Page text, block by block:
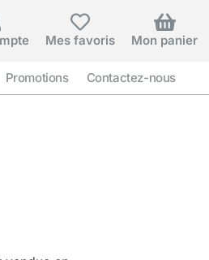
Mes favoris Mon panier
Promotions Contactez-nous